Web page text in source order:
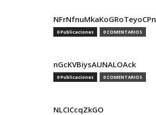
NFrNfnuMkaKoGRoTeyoCPn
0 Publicaciones 0 COMENTARIOS
nGcKVBiysAUNALOAck
0 Publicaciones 0 COMENTARIOS
NLCICcqZkGO